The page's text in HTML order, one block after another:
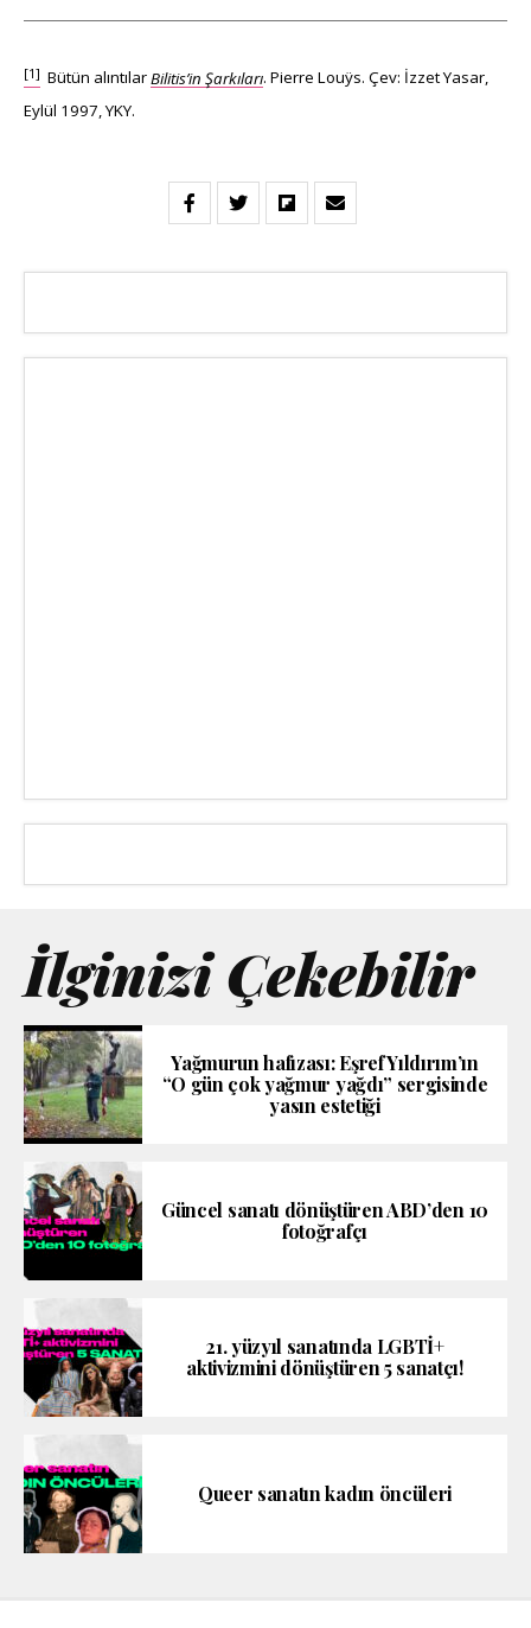
[1] Bütün alıntılarBilitis’in Şarkıları. Pierre Louÿs. Çev: İzzet Yasar,
Eylül 1997, YKY.
İlginizi Çekebilir
Yağmurun hafızası: Eşref Yıldırım’ın
“O gün çok yağmur yağdı” sergisinde
yasın estetiği
Güncel sanatı dönüştüren ABD’den 10
fotoğrafçı
21. yüzyıl sanatında LGBTİ+
aktivizmini dönüştüren 5 sanatçı!
Queer sanatın kadın öncüleri